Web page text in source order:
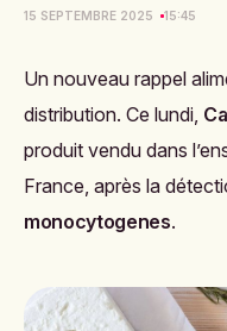
15 SEPTEMBRE 2025
15:45
Un nouveau rappel
distribution. Ce lundi,
produit vendu dans
France, après la
monocytogenes.